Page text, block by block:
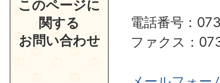
このページに
関する
お問い合わせ
電話番号：
ファクス：